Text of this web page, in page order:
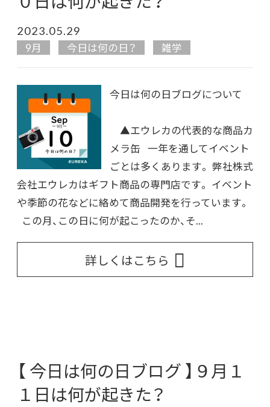
2023.05.29
9月 今日は何の日？ 雑学
今日は何の日ブログについて
▲エウレカの代表的な商品カ
メラ缶 一年を通してイベント
ごとは多くあります。 弊社株式
会社エウレカはギフト商品の専門店です。 イベント
や季節の花などに絡めて商品開発を行っています。
この月、この日に何が起こったのか、そ...
詳しくはこちら
【 今日は何の日ブログ 】９月１
１日は何が起きた？